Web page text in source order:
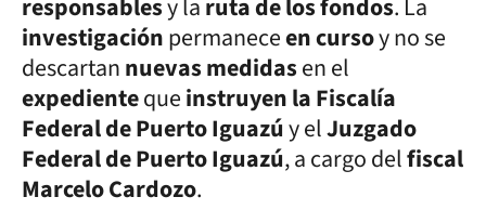
responsablesy laruta de los fondos. La
investigaciónpermaneceen cursoy no se
descartannuevas medidasen el
expedientequeinstruyen la Fiscalía
Federal de Puerto Iguazúy elJuzgado
Federal de Puerto Iguazú, a cargo delfiscal
Marcelo Cardozo.